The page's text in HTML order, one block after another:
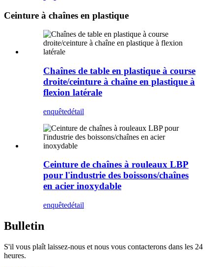
Ceinture à chaînes en plastique
Chaînes de table en plastique à course
droite/ceinture à chaîne en plastique à
flexion latérale
enquêtedétail
Ceinture de chaînes à rouleaux LBP
pour l'industrie des boissons/chaînes
en acier inoxydable
enquêtedétail
Bulletin
S'il vous plaît laissez-nous et nous vous contacterons dans les 24
heures.